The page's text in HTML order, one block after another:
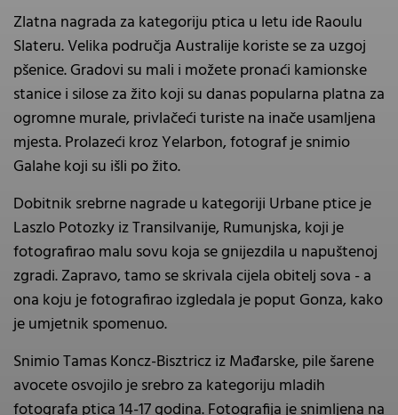
Zlatna nagrada za kategoriju ptica u letu ide Raoulu
Slateru. Velika područja Australije koriste se za uzgoj
pšenice. Gradovi su mali i možete pronaći kamionske
stanice i silose za žito koji su danas popularna platna za
ogromne murale, privlačeći turiste na inače usamljena
mjesta. Prolazeći kroz Yelarbon, fotograf je snimio
Galahe koji su išli po žito.
Dobitnik srebrne nagrade u kategoriji Urbane ptice je
Laszlo Potozky iz Transilvanije, Rumunjska, koji je
fotografirao malu sovu koja se gnijezdila u napuštenoj
zgradi. Zapravo, tamo se skrivala cijela obitelj sova - a
ona koju je fotografirao izgledala je poput Gonza, kako
je umjetnik spomenuo.
Snimio Tamas Koncz-Bisztricz iz Mađarske, pile šarene
avocete osvojilo je srebro za kategoriju mladih